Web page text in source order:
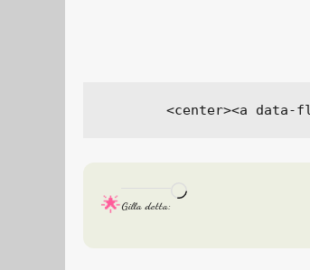
Gilla detta:
Laddar